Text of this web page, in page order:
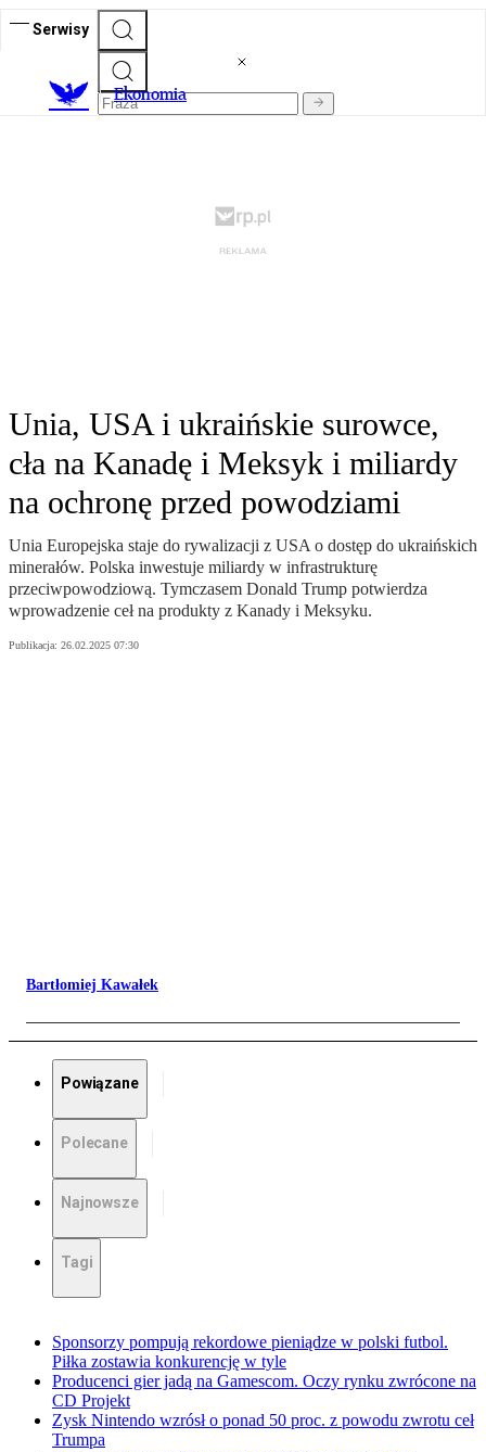
Serwisy
Ekonomia
Unia, USA i ukraińskie surowce,
cła na Kanadę i Meksyk i miliardy
na ochronę przed powodziami
Unia Europejska staje do rywalizacji z USA o dostęp do ukraińskich
minerałów. Polska inwestuje miliardy w infrastrukturę
przeciwpowodziową. Tymczasem Donald Trump potwierdza
wprowadzenie ceł na produkty z Kanady i Meksyku.
Publikacja: 26.02.2025 07:30
Bartłomiej Kawałek
Powiązane
Polecane
Najnowsze
Tagi
Sponsorzy pompują rekordowe pieniądze w polski futbol.
Piłka zostawia konkurencję w tyle
Producenci gier jadą na Gamescom. Oczy rynku zwrócone na
CD Projekt
Zysk Nintendo wzrósł o ponad 50 proc. z powodu zwrotu ceł
Trumpa